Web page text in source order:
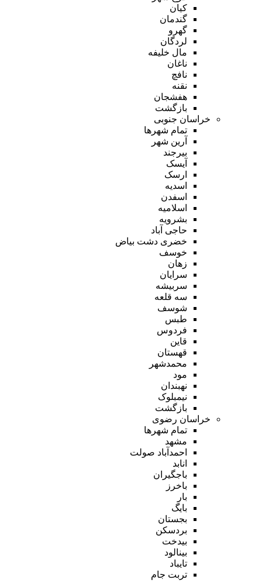
کیان
گندمان
گهرو
لردگان
مال خلیفه
ناغان
نافچ
نقنه
هفشجان
بازگشت
خراسان جنوبی
تمام شهر‌ها
آرین شهر
بیرجند
آیسک
ارسک
اسدیه
اسفدن
اسلامیه
بشرویه
حاجی آباد
خضری دشت بیاض
خوسف
زهان
سرایان
سربیشه
سه قلعه
شوسف
طبس
فردوس
قاین
قهستان
محمدشهر
مود
نهبندان
نیمبلوک
بازگشت
خراسان رضوی
تمام شهر‌ها
مشهد
احمدآباد صولت
انابد
باجگیران
باخرز
بار
بایگ
بجستان
بردسکن
بیدخت
بینالود
تایباد
تربت جام